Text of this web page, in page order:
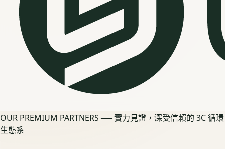
OUR PREMIUM PARTNERS ── 實力見證，深受信賴的 3C 循環
生態系